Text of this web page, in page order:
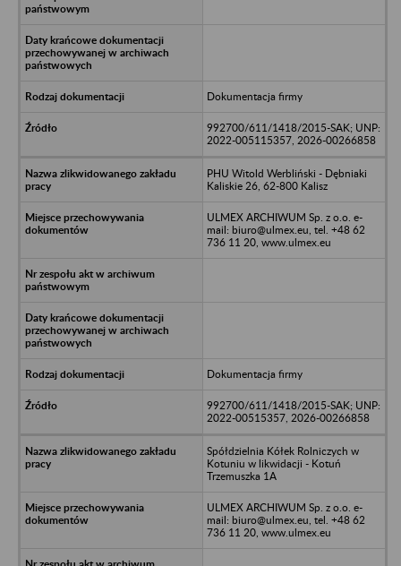
Dokumentacja firmy
992700/611/1418/2015-SAK; UNP:
2022-005115357, 2026-00266858
PHU Witold Werbliński - Dębniaki
Kaliskie 26, 62-800 Kalisz
ULMEX ARCHIWUM Sp. z o.o. e-
mail: biuro@ulmex.eu, tel. +48 62
736 11 20, www.ulmex.eu
Dokumentacja firmy
992700/611/1418/2015-SAK; UNP:
2022-00515357, 2026-00266858
Spółdzielnia Kółek Rolniczych w
Kotuniu w likwidacji - Kotuń
Trzemuszka 1A
ULMEX ARCHIWUM Sp. z o.o. e-
mail: biuro@ulmex.eu, tel. +48 62
736 11 20, www.ulmex.eu